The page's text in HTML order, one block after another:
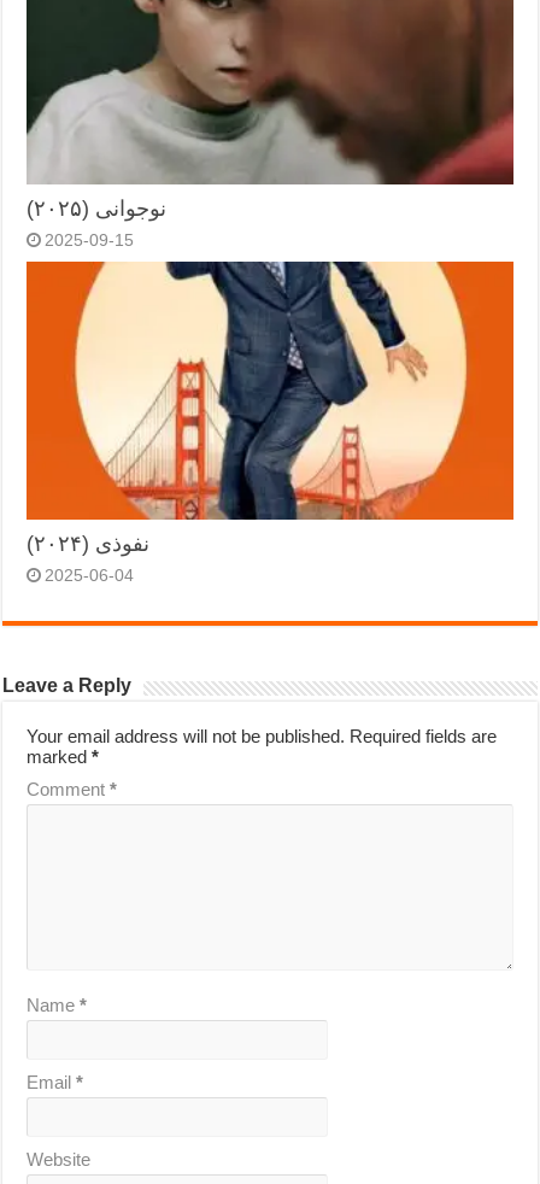
نوجوانی (۲۰۲۵)
2025-09-15
نفوذی (۲۰۲۴)
2025-06-04
Leave a Reply
Your email address will not be published. Required fields are
marked*
Comment*
Name*
Email*
Website